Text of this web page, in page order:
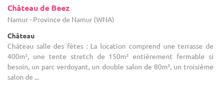
Château de Beez
Namur - Province de Namur (WNA)
Château
Château salle des fêtes : La location comprend une terrasse de
400m², une tente stretch de 150m² entièrement fermable si
besoin, un parc verdoyant, un double salon de 80m², un troisième
salon de ...